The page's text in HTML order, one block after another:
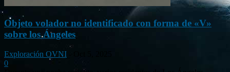
Objeto volador no identificado con forma de «V»
sobre los Ángeles
Exploración OVNI
0